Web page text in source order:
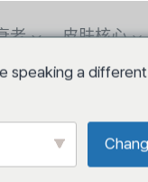
老 皮肤核心
speaking a